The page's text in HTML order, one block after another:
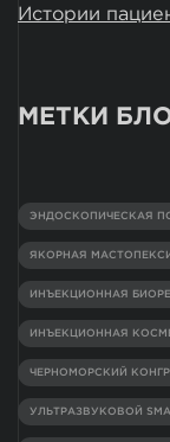
Истории
МЕТКИ
ЭНДОСКОПИЧЕСКАЯ
ЯКОРНАЯ
ИНЪЕКЦИОННАЯ
ИНЪЕКЦИОННАЯ
ЧЕРНОМОРСКИЙ
УЛЬТРАЗВУКОВОЙ